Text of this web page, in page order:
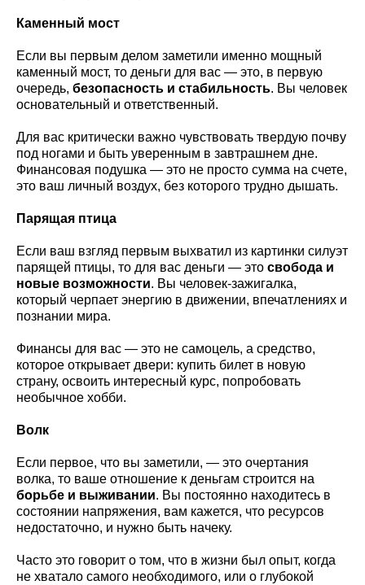
Каменный мост
Если вы первым делом заметили именно мощный
каменный мост, то деньги для вас — это, в первую
очередь, безопасность и стабильность. Вы человек
основательный и ответственный.
Для вас критически важно чувствовать твердую почву
под ногами и быть уверенным в завтрашнем дне.
Финансовая подушка — это не просто сумма на счете,
это ваш личный воздух, без которого трудно дышать.
Парящая птица
Если ваш взгляд первым выхватил из картинки силуэт
парящей птицы, то для вас деньги — это свобода и
новые возможности. Вы человек-зажигалка,
который черпает энергию в движении, впечатлениях и
познании мира.
Финансы для вас — это не самоцель, а средство,
которое открывает двери: купить билет в новую
страну, освоить интересный курс, попробовать
необычное хобби.
Волк
Если первое, что вы заметили, — это очертания
волка, то ваше отношение к деньгам строится на
борьбе и выживании. Вы постоянно находитесь в
состоянии напряжения, вам кажется, что ресурсов
недостаточно, и нужно быть начеку.
Часто это говорит о том, что в жизни был опыт, когда
не хватало самого необходимого, или о глубокой